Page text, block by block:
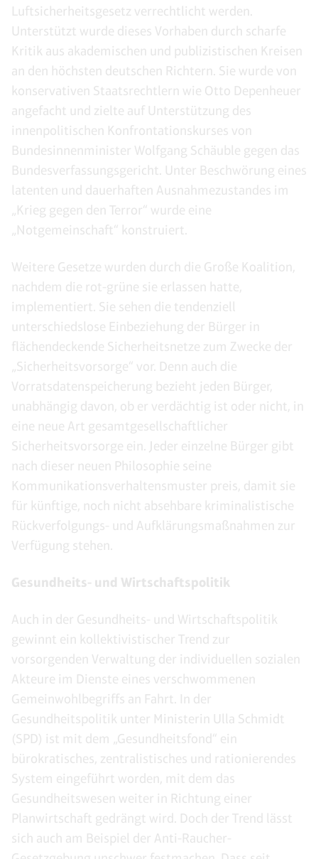
Luftsicherheitsgesetz verrechtlicht werden.
Unterstützt wurde dieses Vorhaben durch scharfe
Kritik aus akademischen und publizistischen Kreisen
an den höchsten deutschen Richtern. Sie wurde von
konservativen Staatsrechtlern wie Otto Depenheuer
angefacht und zielte auf Unterstützung des
innenpolitischen Konfrontationskurses von
Bundesinnenminister Wolfgang Schäuble gegen das
Bundesverfassungsgericht. Unter Beschwörung eines
latenten und dauerhaften Ausnahmezustandes im
„Krieg gegen den Terror“ wurde eine
„Notgemeinschaft“ konstruiert.
Weitere Gesetze wurden durch die Große Koalition,
nachdem die rot-grüne sie erlassen hatte,
implementiert. Sie sehen die tendenziell
unterschiedslose Einbeziehung der Bürger in
flächendeckende Sicherheitsnetze zum Zwecke der
„Sicherheitsvorsorge“ vor. Denn auch die
Vorratsdatenspeicherung bezieht jeden Bürger,
unabhängig davon, ob er verdächtig ist oder nicht, in
eine neue Art gesamtgesellschaftlicher
Sicherheitsvorsorge ein. Jeder einzelne Bürger gibt
nach dieser neuen Philosophie seine
Kommunikationsverhaltensmuster preis, damit sie
für künftige, noch nicht absehbare kriminalistische
Rückverfolgungs- und Aufklärungsmaßnahmen zur
Verfügung stehen.
Gesundheits- und Wirtschaftspolitik
Auch in der Gesundheits- und Wirtschaftspolitik
gewinnt ein kollektivistischer Trend zur
vorsorgenden Verwaltung der individuellen sozialen
Akteure im Dienste eines verschwommenen
Gemeinwohlbegriffs an Fahrt. In der
Gesundheitspolitik unter Ministerin Ulla Schmidt
(SPD) ist mit dem „Gesundheitsfond“ ein
bürokratisches, zentralistisches und rationierendes
System eingeführt worden, mit dem das
Gesundheitswesen weiter in Richtung einer
Planwirtschaft gedrängt wird. Doch der Trend lässt
sich auch am Beispiel der Anti-Raucher-